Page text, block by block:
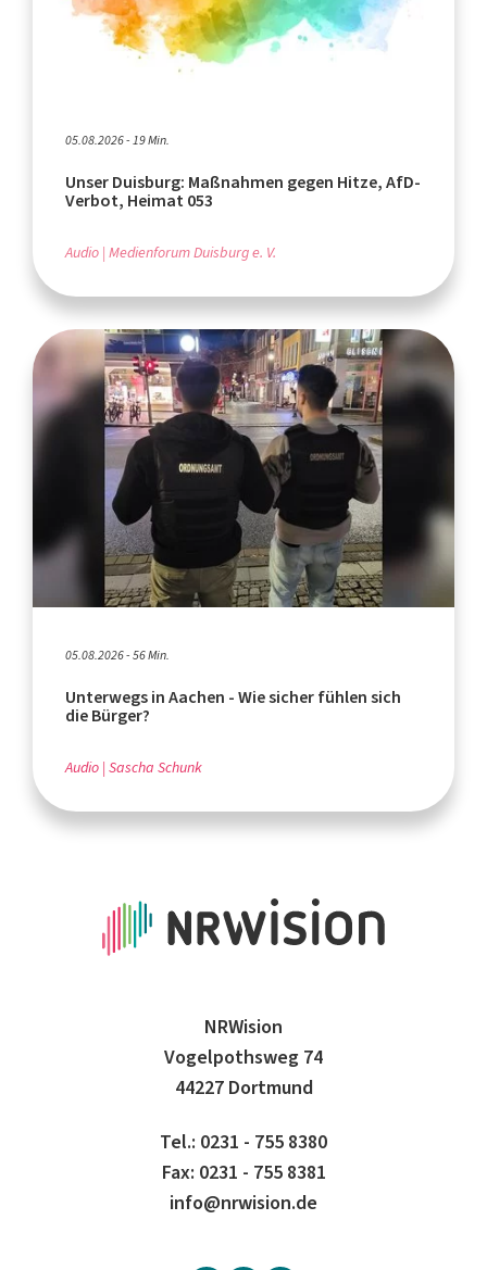
05.08.2026 - 19 Min.
Unser Duisburg: Maßnahmen gegen Hitze, AfD-
Verbot, Heimat 053
Audio Medienforum Duisburg e. V.
05.08.2026 - 56 Min.
Unterwegs in Aachen - Wie sicher fühlen sich
die Bürger?
Audio Sascha Schunk
NRWision
Vogelpothsweg 74
44227 Dortmund
Tel.: 0231 - 755 8380
Fax: 0231 - 755 8381
info@nrwision.de